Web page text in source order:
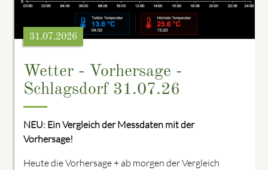
Wetter - Vorhersage -
Schlagsdorf 31.07.26
31.07.2026
NEU: Ein Vergleich der Messdaten mit der
Vorhersage!
Heute die Vorhersage + ab morgen der Vergleich